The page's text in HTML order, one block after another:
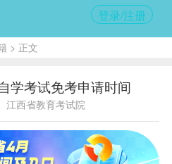
登录/注册
> 正文
学考试免考申请时间
江西省教育考试院